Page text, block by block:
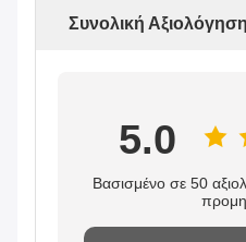
Συνολική Αξιολόγηση
5.0
Βασισμένο σε 50